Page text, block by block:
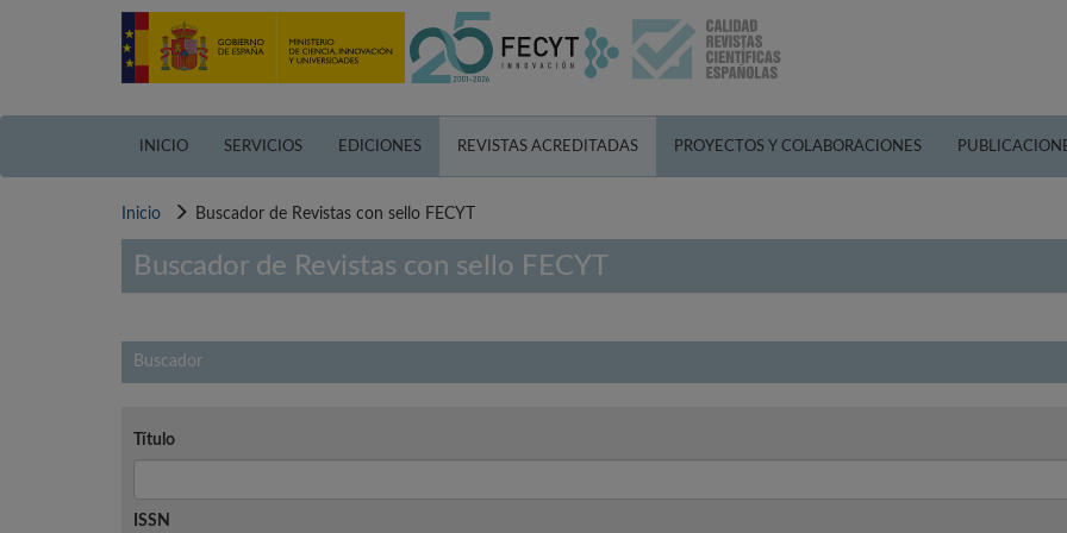
INICIO SERVICIOS EDICIONES REVISTAS ACREDITADAS PROYECTOS Y COLABORACIONES
Inicio Buscador de Revistas con sello FECYT
Buscador de Revistas con sello FECYT
Buscador
Título
ISSN